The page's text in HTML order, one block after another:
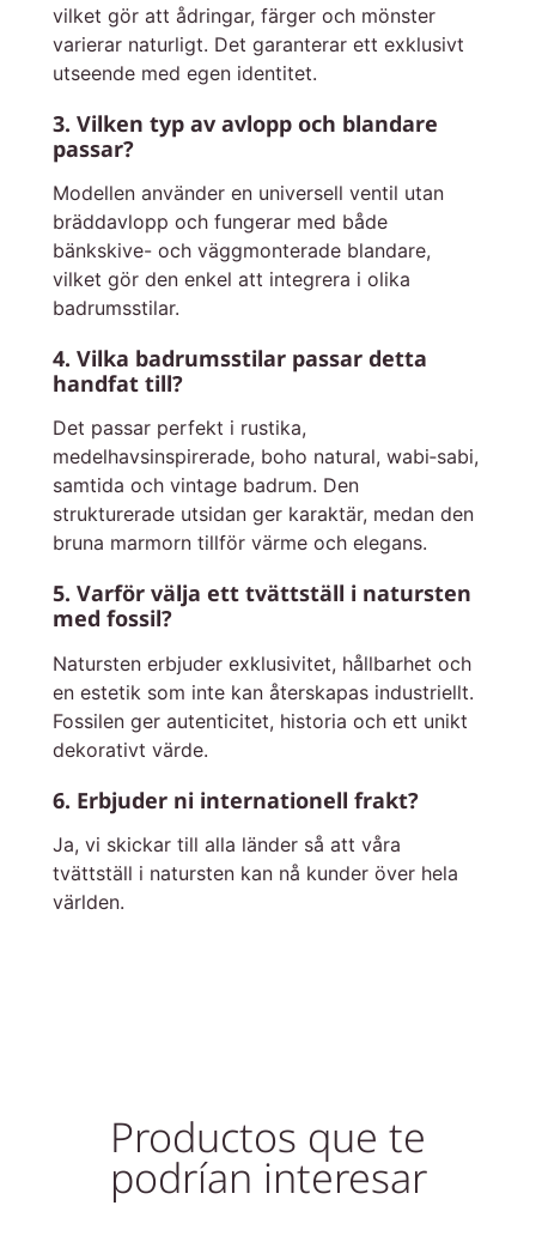
vilket gör att ådringar, färger och mönster
varierar naturligt. Det garanterar ett exklusivt
utseende med egen identitet.
3. Vilken typ av avlopp och blandare
passar?
Modellen använder en universell ventil utan
bräddavlopp och fungerar med både
bänkskive- och väggmonterade blandare,
vilket gör den enkel att integrera i olika
badrumsstilar.
4. Vilka badrumsstilar passar detta
handfat till?
Det passar perfekt i rustika,
medelhavsinspirerade, boho natural, wabi‑sabi,
samtida och vintage badrum. Den
strukturerade utsidan ger karaktär, medan den
bruna marmorn tillför värme och elegans.
5. Varför välja ett tvättställ i natursten
med fossil?
Natursten erbjuder exklusivitet, hållbarhet och
en estetik som inte kan återskapas industriellt.
Fossilen ger autenticitet, historia och ett unikt
dekorativt värde.
6. Erbjuder ni internationell frakt?
Ja, vi skickar till alla länder så att våra
tvättställ i natursten kan nå kunder över hela
världen.
Productos que te
podrían interesar